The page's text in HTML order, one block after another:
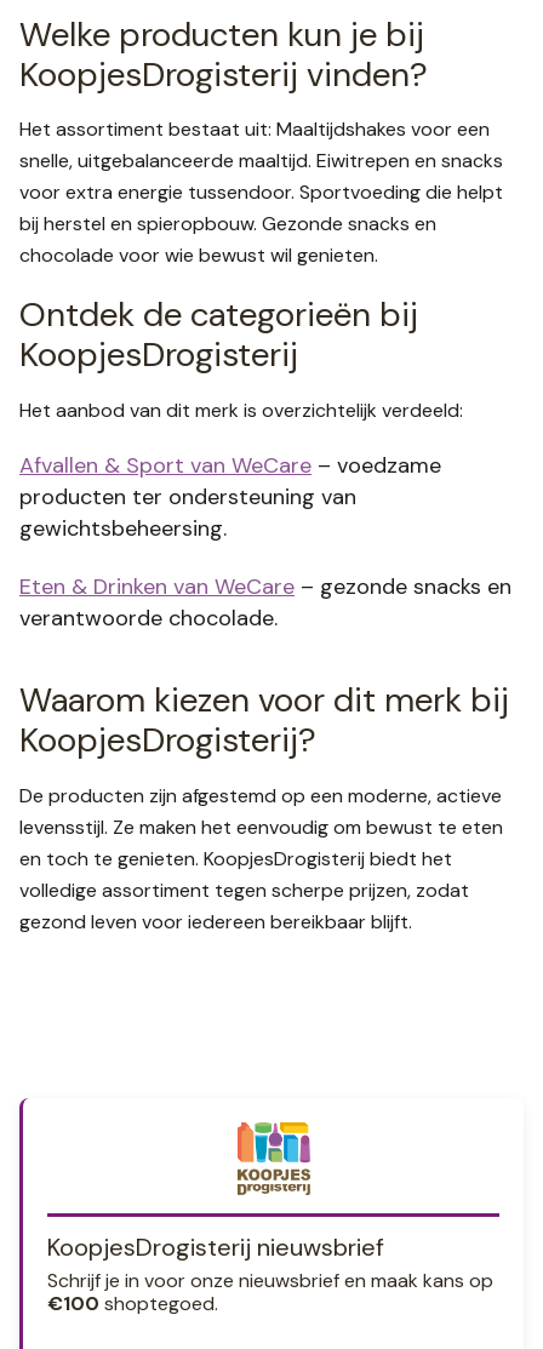
Welke producten kun je bij
KoopjesDrogisterij vinden?
Het assortiment bestaat uit: Maaltijdshakes voor een
snelle, uitgebalanceerde maaltijd. Eiwitrepen en snacks
voor extra energie tussendoor. Sportvoeding die helpt
bij herstel en spieropbouw. Gezonde snacks en
chocolade voor wie bewust wil genieten.
Ontdek de categorieën bij
KoopjesDrogisterij
Het aanbod van dit merk is overzichtelijk verdeeld:
Afvallen & Sport van WeCare – voedzame
producten ter ondersteuning van
gewichtsbeheersing.
Eten & Drinken van WeCare – gezonde snacks en
verantwoorde chocolade.
Waarom kiezen voor dit merk bij
KoopjesDrogisterij?
De producten zijn afgestemd op een moderne, actieve
levensstijl. Ze maken het eenvoudig om bewust te eten
en toch te genieten. KoopjesDrogisterij biedt het
volledige assortiment tegen scherpe prijzen, zodat
gezond leven voor iedereen bereikbaar blijft.
KoopjesDrogisterij nieuwsbrief
Schrijf je in voor onze nieuwsbrief en maak kans op
€100 shoptegoed.